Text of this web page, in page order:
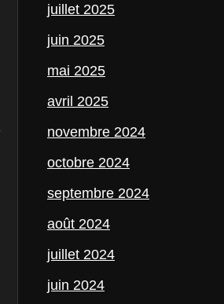
juillet 2025
juin 2025
mai 2025
avril 2025
novembre 2024
octobre 2024
septembre 2024
août 2024
juillet 2024
juin 2024